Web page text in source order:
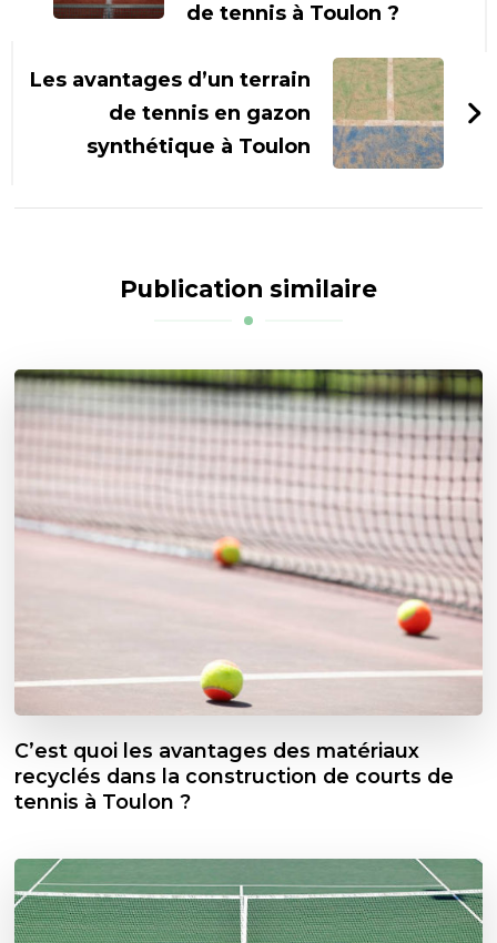
de tennis à Toulon ?
Les avantages d’un terrain
de tennis en gazon
synthétique à Toulon
Publication similaire
C’est quoi les avantages des matériaux
recyclés dans la construction de courts de
tennis à Toulon ?